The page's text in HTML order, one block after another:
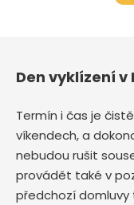
Den vyklízení v
Termín i čas je
víkendech, a
nebudou rušit
provádět také v
předchozí